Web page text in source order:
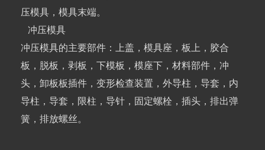
压模具，模具末端。
冲压模具
冲压模具的主要部件：上盖，模具座，板上，胶合
板，脱板，剥板，下模板，模座下，材料部件，冲
头，卸板板插件，变形检查装置，外导柱，导套，内
导柱，导套，限柱，导针，固定螺栓，插头，排出弹
簧，排放螺丝。